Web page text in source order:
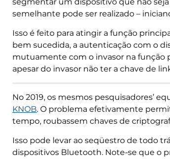
semelhante pode ser realizado –
Isso é feito para atingir a função
bem sucedida, a autenticação com o
mutuamente com o invasor na função
apesar do invasor não ter a chave de
No 2019, os mesmos pesquisadores’
KNOB. O problema efetivamente
tempo, roubassem chaves de
Isso pode levar ao seqüestro de todo
dispositivos Bluetooth. Note-se que o